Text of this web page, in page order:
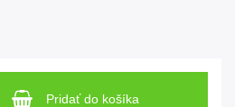
Pridať do košíka